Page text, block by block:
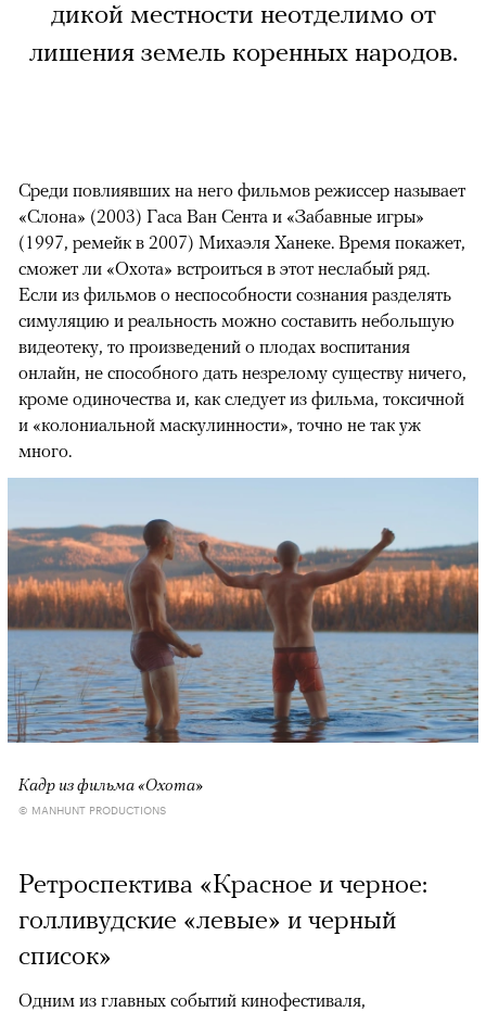
дикой местности неотделимо от
лишения земель коренных народов.
Среди повлиявших на него фильмов режиссер называет
«Слона» (2003) Гаса Ван Сента и «Забавные игры»
(1997, ремейк в 2007) Михаэля Ханеке. Время покажет,
сможет ли «Охота» встроиться в этот неслабый ряд.
Если из фильмов о неспособности сознания разделять
симуляцию и реальность можно составить небольшую
видеотеку, то произведений о плодах воспитания
онлайн, не способного дать незрелому существу ничего,
кроме одиночества и, как следует из фильма, токсичной
и «колониальной маскулинности», точно не так уж
много.
Кадр из фильма «Охота»
© MANHUNT PRODUCTIONS
Ретроспектива «Красное и черное:
голливудские «левые» и черный
список»
Одним из главных событий кинофестиваля,